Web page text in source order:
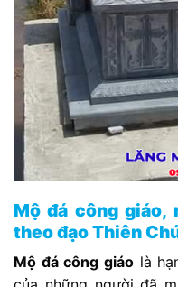
Mộ đá công giáo,
theo đạo Thiên
Mộ đá công giáo là